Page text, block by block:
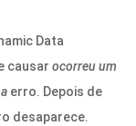
Data
causar ocorreu um
erro. Depois de
desaparece.